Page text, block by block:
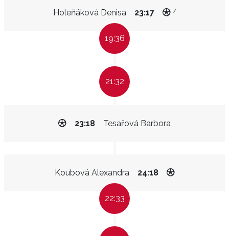
Holeňáková Denisa 23:17 7
19:36
21:32
Tesařová Barbora
23:18
Koubová Alexandra 24:18
22:33